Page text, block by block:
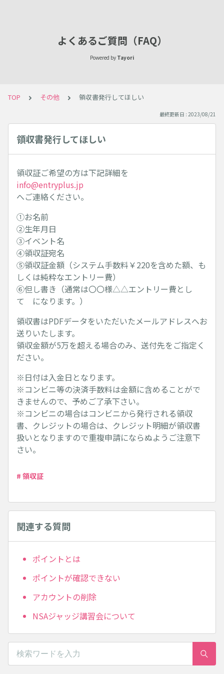
よくあるご質問（FAQ）
Powered by Tayori
TOP その他 領収書発行してほしい
最終更新日 : 2023/08/21
領収書発行してほしい
領収証ご希望の方は下記詳細を
info@entryplus.jp
へご連絡ください。
①お名前
②生年月日
③イベント名
④領収証宛名
⑤領収証金額（システム手数料￥220を含めた額、も
しくは純粋なエントリー費）
⑥但し書き（通常は〇〇様△△エントリー費とし
て になります。）
領収書はPDFデータをいただいたメールアドレスへお
送りいたします。
領収金額が5万を超える場合のみ、送付先をご指定く
ださい。
※日付は入金日となります。
※コンビニ等の決済手数料は金額に含めることがで
きませんので、予めご了承下さい。
※コンビニの場合はコンビニから発行される領収
書、クレジットの場合は、クレジット明細が領収書
扱いとなりますので重複申請にならぬようご注意下
さい。
# 領収証
関連する質問
ポイントとは
ポイントが確認できない
アカウントの削除
NSAジャッジ講習会について